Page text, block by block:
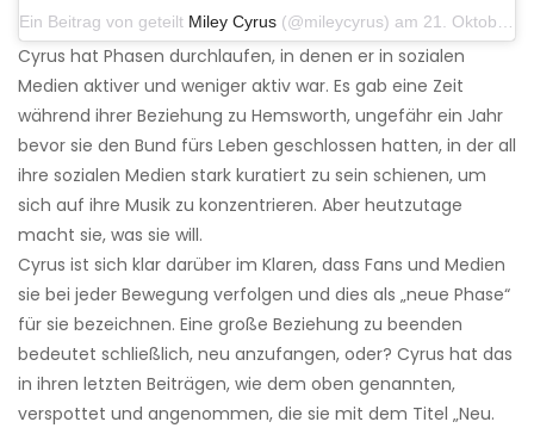
Ein Beitrag von geteilt Miley Cyrus (@mileycyrus) am 21. Oktober 2019 um 12:31 Uhr PDT
Cyrus hat Phasen durchlaufen, in denen er in sozialen
Medien aktiver und weniger aktiv war. Es gab eine Zeit
während ihrer Beziehung zu Hemsworth, ungefähr ein Jahr
bevor sie den Bund fürs Leben geschlossen hatten, in der all
ihre sozialen Medien stark kuratiert zu sein schienen, um
sich auf ihre Musik zu konzentrieren. Aber heutzutage
macht sie, was sie will.
Cyrus ist sich klar darüber im Klaren, dass Fans und Medien
sie bei jeder Bewegung verfolgen und dies als „neue Phase“
für sie bezeichnen. Eine große Beziehung zu beenden
bedeutet schließlich, neu anzufangen, oder? Cyrus hat das
in ihren letzten Beiträgen, wie dem oben genannten,
verspottet und angenommen, die sie mit dem Titel „Neu.